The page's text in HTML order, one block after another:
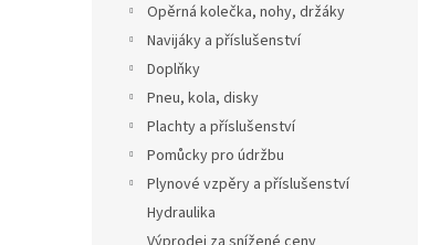
Opěrná kolečka, nohy, držáky
Navijáky a příslušenství
Doplňky
Pneu, kola, disky
Plachty a příslušenství
Pomůcky pro údržbu
Plynové vzpěry a příslušenství
Hydraulika